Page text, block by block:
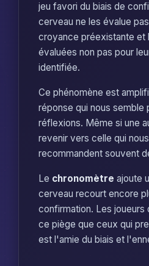
jeu favori du biais de
cerveau ne les évalue
croyance préexistante et
évaluées non pas pour
identifiée.
Ce phénomène est
réponse qui nous semble
réflexions. Même si une
revenir vers celle qui
recommandent souvent
Le chronomètre ajoute
cerveau recourt encore
confirmation. Les
ce piège que ceux qui
est l'amie du biais et